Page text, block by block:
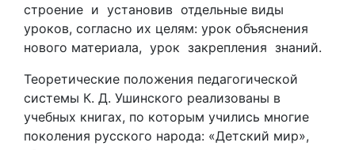
строение и установив отдельные виды
уроков, согласно их целям: урок объяснения
нового материала, урок закрепления знаний.
Теоретические положения педагогической
системы К. Д. Ушинского реализованы в
учебных книгах, по которым учились многие
поколения русского народа: «Детский мир»,